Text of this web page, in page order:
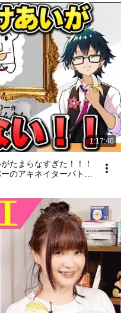
1:17:40
たまらなすぎた！！！
のアキネイターバトル